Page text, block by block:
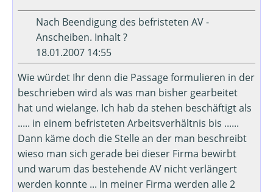
Nach Beendigung des befristeten AV -
Anscheiben. Inhalt ?
18.01.2007 14:55
Wie würdet Ihr denn die Passage formulieren in der
beschrieben wird als was man bisher gearbeitet
hat und wielange. Ich hab da stehen beschäftigt als
..... in einem befristeten Arbeitsverhältnis bis ......
Dann käme doch die Stelle an der man beschreibt
wieso man sich gerade bei dieser Firma bewirbt
und warum das bestehende AV nicht verlängert
werden konnte ... In meiner Firma werden alle 2